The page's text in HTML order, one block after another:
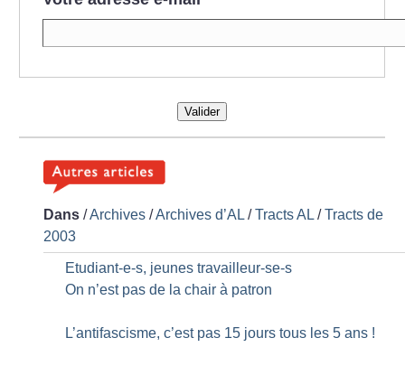
Valider
Dans /Archives /Archives d’AL /Tracts AL /Tracts de
2003
Etudiant-e-s, jeunes travailleur-se-s
On n’est pas de la chair à patron
L’antifascisme, c’est pas 15 jours tous les 5 ans !